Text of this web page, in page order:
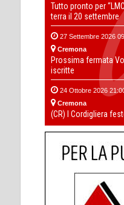
Tutto pronto per
terra il 20 settembre
27 Settembre 2026
Cremona
Prossima fermata
iscritte
24 Ottobre 2026
Cremona
(CR) I Cordigliera